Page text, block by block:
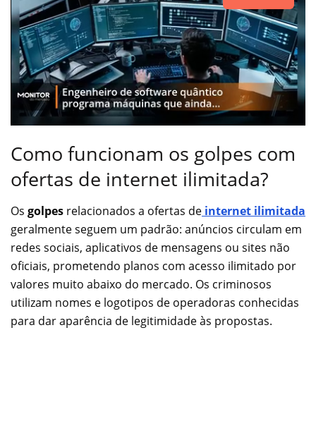
Como funcionam os golpes com
ofertas de internet ilimitada?
Os golpes relacionados a ofertas de internet ilimitada
geralmente seguem um padrão: anúncios circulam em
redes sociais, aplicativos de mensagens ou sites não
oficiais, prometendo planos com acesso ilimitado por
valores muito abaixo do mercado. Os criminosos
utilizam nomes e logotipos de operadoras conhecidas
para dar aparência de legitimidade às propostas.